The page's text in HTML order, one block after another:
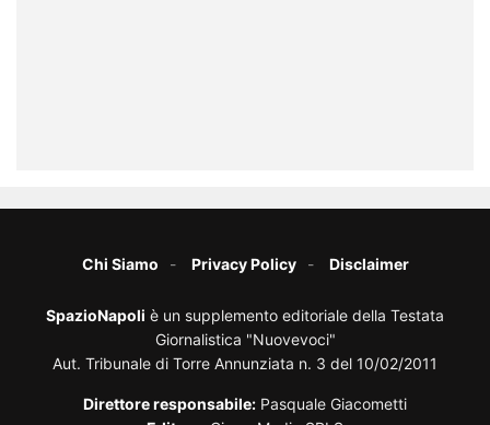
Chi Siamo Privacy Policy Disclaimer
SpazioNapoli è un supplemento editoriale della Testata
Giornalistica "Nuovevoci"
Aut. Tribunale di Torre Annunziata n. 3 del 10/02/2011
Direttore responsabile: Pasquale Giacometti